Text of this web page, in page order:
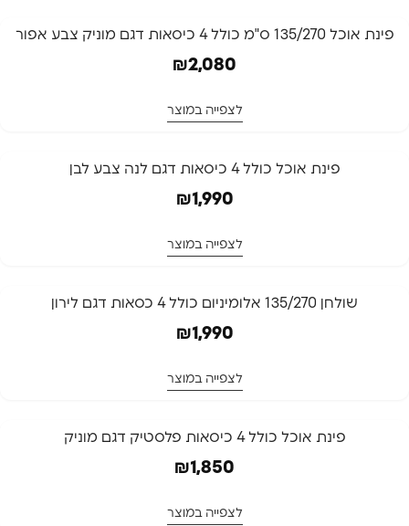
פינת אוכל 135/270 ס"מ כולל 4 כיסאות דגם מוניק צבע אפור
₪2,080
לצפייה במוצר
פינת אוכל כולל 4 כיסאות דגם לנה צבע לבן
₪1,990
לצפייה במוצר
שולחן 135/270 אלומיניום כולל 4 כסאות דגם לירון
₪1,990
לצפייה במוצר
פינת אוכל כולל 4 כיסאות פלסטיק דגם מוניק
₪1,850
לצפייה במוצר